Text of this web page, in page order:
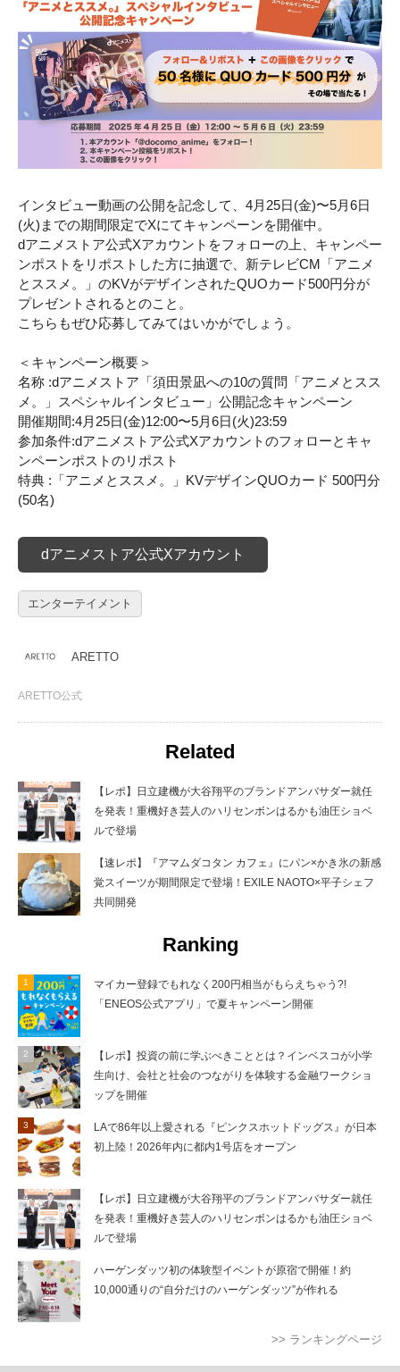
インタビュー動画の公開を記念して、4月25日(金)〜5月6日
(火)までの期間限定でXにてキャンペーンを開催中。
dアニメストア公式Xアカウントをフォローの上、キャンペー
ンポストをリポストした方に抽選で、新テレビCM「アニメ
とススメ。」のKVがデザインされたQUOカード500円分が
プレゼントされるとのこと。
こちらもぜひ応募してみてはいかがでしょう。
＜キャンペーン概要＞
名称 :dアニメストア「須田景凪への10の質問「アニメとスス
メ。」スペシャルインタビュー」公開記念キャンペーン
開催期間:4月25日(金)12:00〜5月6日(火)23:59
参加条件:dアニメストア公式Xアカウントのフォローとキャ
ンペーンポストのリポスト
特典 :「アニメとススメ。」KVデザインQUOカード 500円分
(50名)
dアニメストア公式Xアカウント
エンターテイメント
ARETTO
ARETTO公式
Related
【レポ】日立建機が大谷翔平のブランドアンバサダー就任
を発表！重機好き芸人のハリセンボンはるかも油圧ショベ
ルで登場
【速レポ】『アマムダコタン カフェ』にパン×かき氷の新感
覚スイーツが期間限定で登場！EXILE NAOTO×平子シェフ
共同開発
Ranking
マイカー登録でもれなく200円相当がもらえちゃう?!
「ENEOS公式アプリ」で夏キャンペーン開催
【レポ】投資の前に学ぶべきこととは？インベスコが小学
生向け、会社と社会のつながりを体験する金融ワークショ
ップを開催
LAで86年以上愛される『ピンクスホットドッグス』が日本
初上陸！2026年内に都内1号店をオープン
【レポ】日立建機が大谷翔平のブランドアンバサダー就任
を発表！重機好き芸人のハリセンボンはるかも油圧ショベ
ルで登場
ハーゲンダッツ初の体験型イベントが原宿で開催！約
10,000通りの“自分だけのハーゲンダッツ”が作れる
>> ランキングページ